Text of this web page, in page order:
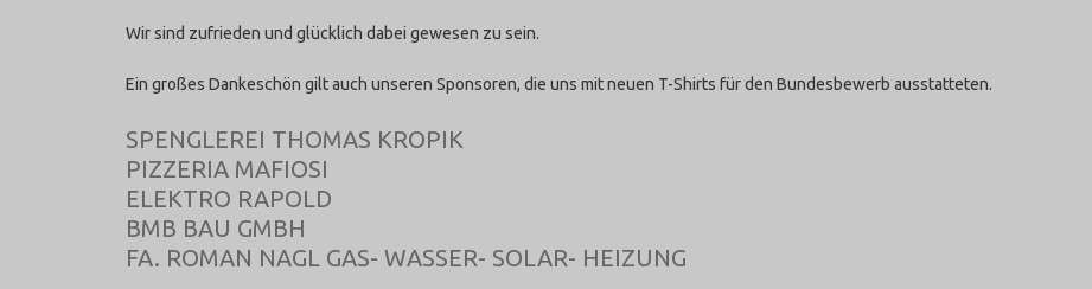
Wir sind zufrieden und glücklich dabei gewesen zu sein.
Ein großes Dankeschön gilt auch unseren Sponsoren, die uns mit neuen T-Shirts für den Bundesbewerb ausstatteten.
SPENGLEREI THOMAS KROPIK
PIZZERIA MAFIOSI
ELEKTRO RAPOLD
BMB BAU GMBH
FA. ROMAN NAGL GAS- WASSER- SOLAR- HEIZUNG